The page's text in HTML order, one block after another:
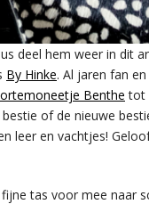
deel hem weer in dit
By Hinke. Al jaren fan
Benthe tot
of de nieuwe
leer en vachtjes!
fijne tas voor mee naar